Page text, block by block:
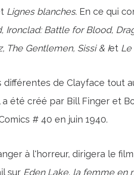
Lignes blanches. En ce qui
Ironclad: Battle for Blood,
The Gentlemen, Sissi & Iet
différentes de Clayface tout
a été créé par Bill Finger et
# 40 en juin 1940.
à l'horreur, dirigera le
sur Eden Lake, la femme en